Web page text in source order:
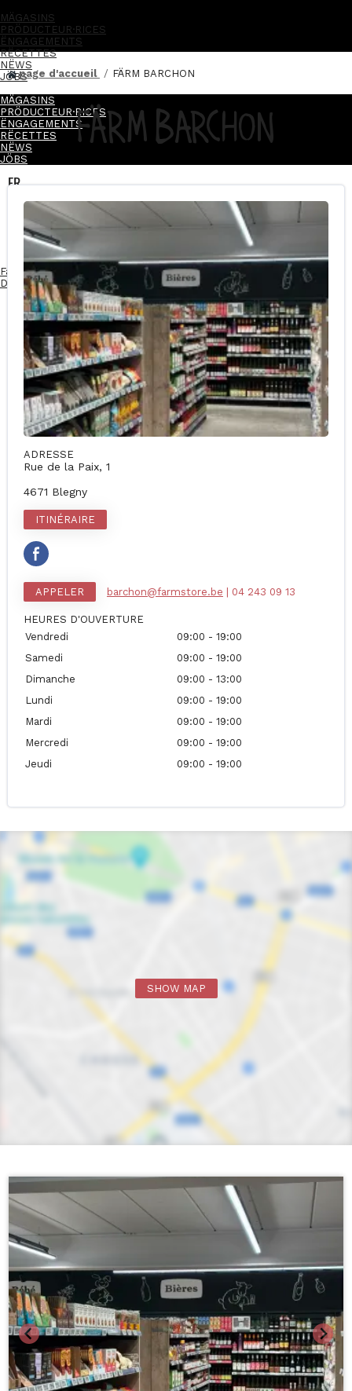
MÄGASINS
PRÖDUCTEUR·RICES
ËNGAGEMENTS
RËCETTES
NËWS
JÖBS
MÄGASINS
PRÖDUCTEUR·RICES
ËNGAGEMENTS
RËCETTES
NËWS
JÖBS
FR
Facebook-f Instagram Linkedin-in
Devenez franchisé·e
page d'accueil FÄRM BARCHON
FÄRM BARCHON
ADRESSE
Rue de la Paix, 1
4671 Blegny
ITINÉRAIRE
APPELER barchon@farmstore.be | 04 243 09 13
HEURES D'OUVERTURE
Vendredi
09:00 - 19:00
Samedi
09:00 - 19:00
Dimanche
09:00 - 13:00
Lundi
09:00 - 19:00
Mardi
09:00 - 19:00
Mercredi
09:00 - 19:00
Jeudi
09:00 - 19:00
SHOW MAP